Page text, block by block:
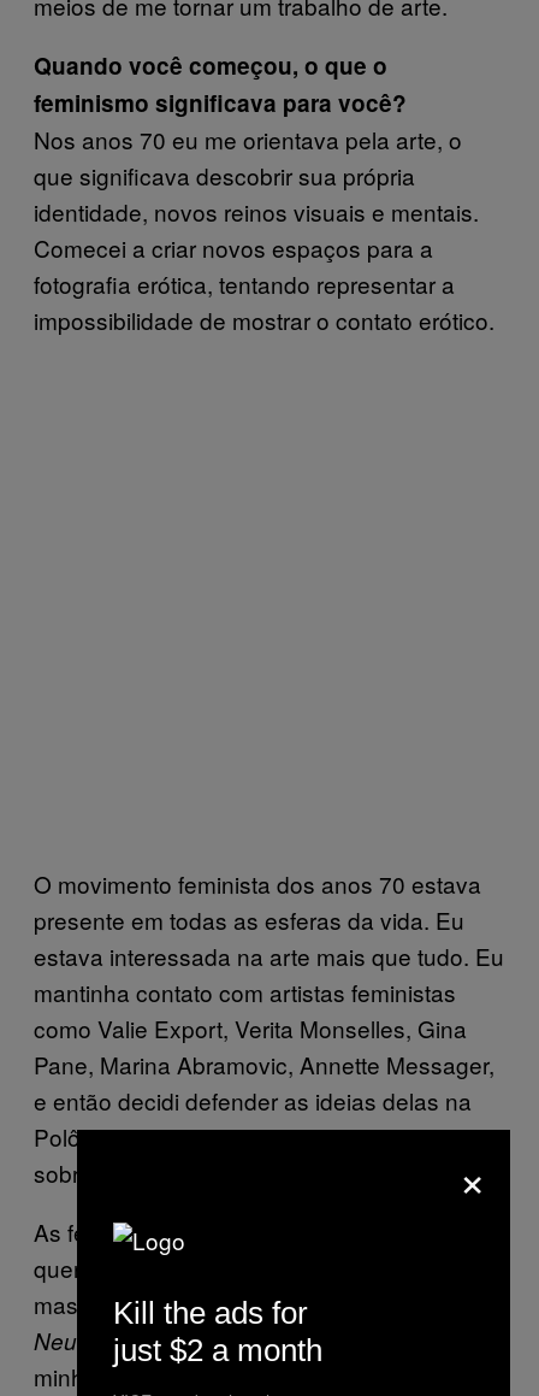
Quando você começou, o que o
feminismo significava para você?
Nos anos 70 eu me orientava pela arte, o
que significava descobrir sua própria
identidade, novos reinos visuais e mentais.
Comecei a criar novos espaços para a
fotografia erótica, tentando representar a
impossibilidade de mostrar o contato erótico.
O movimento feminista dos anos 70 estava
presente em todas as esferas da vida. Eu
estava interessada na arte mais que tudo. Eu
mantinha contato com artistas feministas
como Valie Export, Verita Monselles, Gina
Pane, Marina Abramovic, Annette Messager,
e então decidi defender as ideias delas na
Polônia. Dei minhas primeiras palestras
sobre arte feminista em 1977.
As feministas acreditavam que minha arte
queria combater o culto fálico da
masculinidade. Na exposição
Neue Tendenzen de 1975 em Innsbruck,
minha obra intitulada
×
Kill the ads for
just $2 a month